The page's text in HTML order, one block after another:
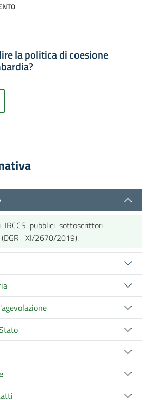
la politica di coesione
pubblici sottoscrittori
(DGR XI/2670/2019).